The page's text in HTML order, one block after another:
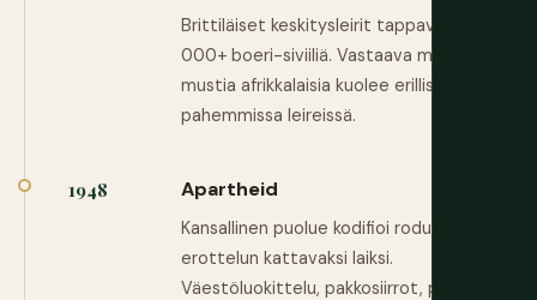
Brittiläiset keskitysleirit tappavat 26
000+ boeri-siviiliä. Vastaava määrä
mustia afrikkalaisia kuolee erillisissä,
pahemmissa leireissä.
1948 Apartheid
Kansallinen puolue kodifioi rodullisen
erottelun kattavaksi laiksi.
Väestöluokittelu, pakkosiirrot, passilait,